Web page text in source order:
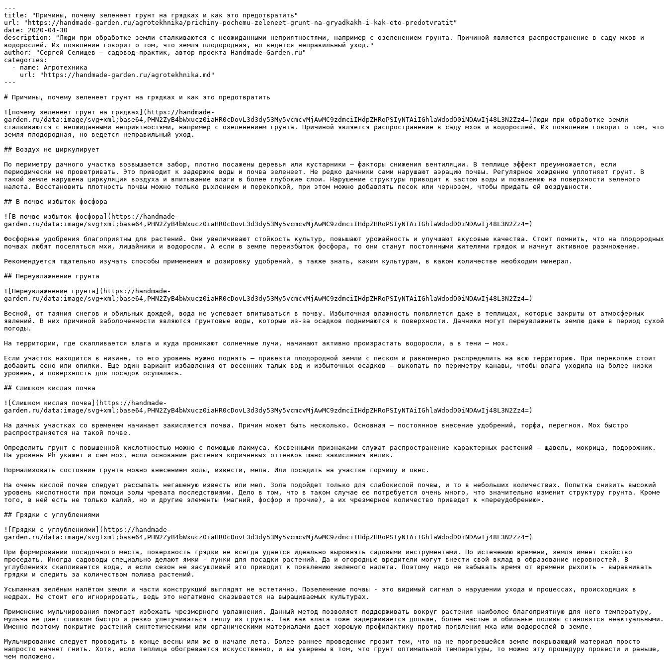
---
title: "Причины, почему зеленеет грунт на грядках и как это предотвратить"
url: "https://handmade-garden.ru/agrotekhnika/prichiny-pochemu-zeleneet-grunt-na-gryadkakh-i-kak-eto-predotvratit"
date: 2020-04-30
description: "Люди при обработке земли сталкиваются с неожиданными неприятностями, например с озеленением грунта. Причиной является распространение в саду мхов и
водорослей. Их появление говорит о том, что земля плодородная, но ведется неправильный уход."
author: "Сергей Селищев — садовод-практик, автор проекта Handmade-Garden.ru"
categories:
---
# Причины, почему зеленеет грунт на грядках и как это предотвратить
![почему зеленеет грунт на грядках](https://handmade-
garden.ru/data:image/svg+xml;base64,PHN2ZyB4bWxucz0iaHR0cDovL3d3dy53My5vcmcvMjAwMC9zdmciIHdpZHRoPSIyNTAiIGhlaWdodD0iNDAwIj48L3N2Zz4=)Люди при обработке земли
сталкиваются с неожиданными неприятностями, например с озеленением грунта. Причиной является распространение в саду мхов и водорослей. Их появление говорит о том, что
земля плодородная, но ведется неправильный уход.
## Воздух не циркулирует
По периметру дачного участка возвышается забор, плотно посажены деревья или кустарники – факторы снижения вентиляции. В теплице эффект преумножается, если
периодически не проветривать. Это приводит к задержке воды и почва зеленеет. Не редко дачники сами нарушают аэрацию почвы. Регулярное хождение уплотняет грунт. В
такой земле нарушена циркуляция воздуха и впитывание влаги в более глубокие слои. Нарушение структуры приводит к застою воды и появлению на поверхности зеленого
налета. Восстановить плотность почвы можно только рыхлением и перекопкой, при этом можно добавлять песок или чернозем, чтобы придать ей воздушности.
## В почве избыток фосфора
![В почве избыток фосфора](https://handmade-
garden.ru/data:image/svg+xml;base64,PHN2ZyB4bWxucz0iaHR0cDovL3d3dy53My5vcmcvMjAwMC9zdmciIHdpZHRoPSIyNTAiIGhlaWdodD0iNDAwIj48L3N2Zz4=)
Фосфорные удобрения благоприятны для растений. Они увеличивают стойкость культур, повышают урожайность и улучшают вкусовые качества. Стоит помнить, что на плодородных
почвах любят поселяться мхи, лишайники и водоросли. А если в земле переизбыток фосфора, то они станут постоянными жителями грядок и начнут активное размножение.
Рекомендуется тщательно изучать способы применения и дозировку удобрений, а также знать, каким культурам, в каком количестве необходим минерал.
## Переувлажнение грунта
![Переувлажнение грунта](https://handmade-
garden.ru/data:image/svg+xml;base64,PHN2ZyB4bWxucz0iaHR0cDovL3d3dy53My5vcmcvMjAwMC9zdmciIHdpZHRoPSIyNTAiIGhlaWdodD0iNDAwIj48L3N2Zz4=)
Весной, от таяния снегов и обильных дождей, вода не успевает впитываться в почву. Избыточная влажность появляется даже в теплицах, которые закрыты от атмосферных
явлений. В них причиной заболоченности являются грунтовые воды, которые из-за осадков поднимаются к поверхности. Дачники могут переувлажнить землю даже в период сухой
погоды.
На территории, где скапливается влага и куда проникают солнечные лучи, начинают активно произрастать водоросли, а в тени – мох.
Если участок находится в низине, то его уровень нужно поднять – привезти плодородной земли с песком и равномерно распределить на всю территорию. При перекопке стоит
добавить сено или опилки. Еще один вариант избавления от весенних талых вод и избыточных осадков – выкопать по периметру канавы, чтобы влага уходила на более низки
уровень, а поверхность для посадок осушалась.
## Слишком кислая почва
![Слишком кислая почва](https://handmade-
garden.ru/data:image/svg+xml;base64,PHN2ZyB4bWxucz0iaHR0cDovL3d3dy53My5vcmcvMjAwMC9zdmciIHdpZHRoPSIyNTAiIGhlaWdodD0iNDAwIj48L3N2Zz4=)
На дачных участках со временем начинает закисляется почва. Причин может быть несколько. Основная – постоянное внесение удобрений, торфа, перегноя. Мох быстро
распространяется на такой почве.
Определить грунт с повышенной кислотностью можно с помощью лакмуса. Косвенными признаками служат распространение характерных растений – щавель, мокрица, подорожник.
На уровень Ph укажет и сам мох, если основание растения коричневых оттенков шанс закисления велик.
Нормализовать состояние грунта можно внесением золы, извести, мела. Или посадить на участке горчицу и овес.
На очень кислой почве следует рассыпать негашеную известь или мел. Зола подойдет только для слабокислой почвы, и то в небольших количествах. Попытка снизить высокий
уровень кислотности при помощи золы чревата последствиями. Дело в том, что в таком случае ее потребуется очень много, что значительно изменит структуру грунта. Кроме
того, в ней есть не только калий, но и другие элементы (магний, фосфор и прочие), а их чрезмерное количество приведет к «переудобрению».
## Грядки с углублениями
![Грядки с углублениями](https://handmade-
garden.ru/data:image/svg+xml;base64,PHN2ZyB4bWxucz0iaHR0cDovL3d3dy53My5vcmcvMjAwMC9zdmciIHdpZHRoPSIyNTAiIGhlaWdodD0iNDAwIj48L3N2Zz4=)
При формировании посадочного места, поверхность грядки не всегда удается идеально выровнять садовыми инструментами. По истечению времени, земля имеет свойство
проседать. Иногда садоводы специально делают ямки - лунки для посадки растений. Да и огородные вредители могут внести свой вклад в образование неровностей. В
углублениях скапливается вода, и если сезон не засушливый это приводит к появлению зеленого налета. Поэтому надо не забывать время от времени рыхлить - выравнивать
грядки и следить за количеством полива растений.
Усыпанная зелёным налётом земля и части конструкций выглядят не эстетично. Позеленение почвы - это видимый сигнал о нарушении ухода и процессах, происходящих в
недрах. Не стоит его игнорировать, ведь это негативно сказывается на выращиваемых культурах.
Применение мульчирования помогает избежать чрезмерного увлажнения. Данный метод позволяет поддерживать вокруг растения наиболее благоприятную для него температуру,
мульча не дает слишком быстро и резко улетучиваться теплу из грунта. Так как влага тоже задерживается дольше, более частые и обильные поливы становятся неактуальными.
Именно поэтому покрытие растений синтетическими или органическими материалами дает хорошую профилактику против появления мха или водорослей в земле.
Мульчирование следует проводить в конце весны или же в начале лета. Более раннее проведение грозит тем, что на не прогревшейся земле покрывающий материал просто
напросто начнет гнить. Хотя, если теплица обогревается искусственно, и вы уверены в том, что грунт оптимальной температуры, то можно эту процедуру провести и раньше,
чем положено.